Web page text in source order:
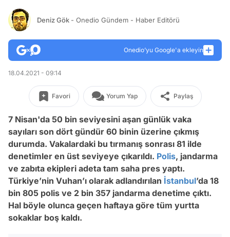
Deniz Gök - Onedio Gündem - Haber Editörü
Onedio’yu Google'a ekleyin
18.04.2021 - 09:14
Favori Yorum Yap Paylaş
7 Nisan'da 50 bin seviyesini aşan günlük vaka
sayıları son dört gündür 60 binin üzerine çıkmış
durumda. Vakalardaki bu tırmanış sonrası 81 ilde
denetimler en üst seviyeye çıkarıldı. Polis, jandarma
ve zabıta ekipleri adeta tam saha pres yaptı.
Türkiye’nin Vuhan’ı olarak adlandırılan İstanbul’da 18
bin 805 polis ve 2 bin 357 jandarma denetime çıktı.
Hal böyle olunca geçen haftaya göre tüm yurtta
sokaklar boş kaldı.